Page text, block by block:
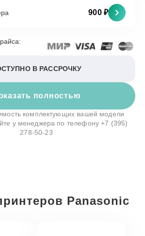
900 ₽
полностью
В РАССРОЧКУ
комплектующих вашей модели
у менеджера по телефону+7 (395)
278-50-23
Panasonic